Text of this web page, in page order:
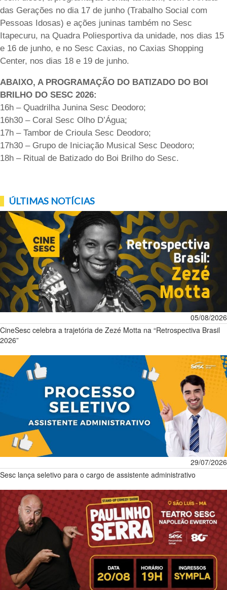
das Gerações no dia 17 de junho (Trabalho Social com
Pessoas Idosas) e ações juninas também no Sesc
Itapecuru, na Quadra Poliesportiva da unidade, nos dias 15
e 16 de junho, e no Sesc Caxias, no Caxias Shopping
Center, nos dias 18 e 19 de junho.
ABAIXO, A PROGRAMAÇÃO DO BATIZADO DO BOI
BRILHO DO SESC 2026:
16h – Quadrilha Junina Sesc Deodoro;
16h30 – Coral Sesc Olho D’Água;
17h – Tambor de Crioula Sesc Deodoro;
17h30 – Grupo de Iniciação Musical Sesc Deodoro;
18h – Ritual de Batizado do Boi Brilho do Sesc.
ÚLTIMAS NOTÍCIAS
05/08/2026
CineSesc celebra a trajetória de Zezé Motta na “Retrospectiva Brasil
2026”
29/07/2026
Sesc lança seletivo para o cargo de assistente administrativo